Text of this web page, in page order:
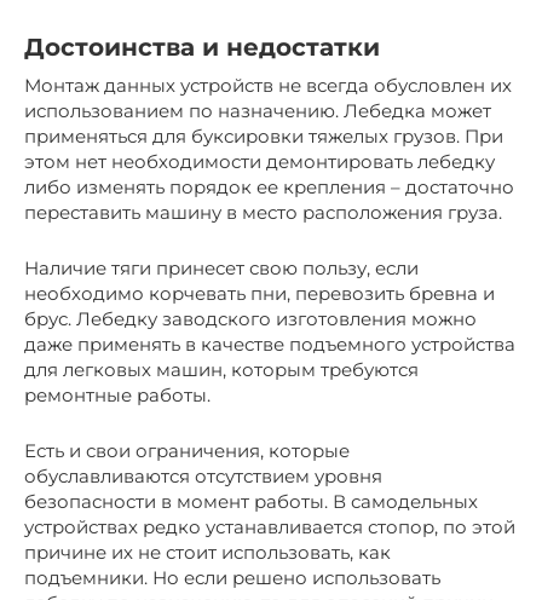
Достоинства и недостатки
Монтаж данных устройств не всегда обусловлен их
использованием по назначению. Лебедка может
применяться для буксировки тяжелых грузов. При
этом нет необходимости демонтировать лебедку
либо изменять порядок ее крепления – достаточно
переставить машину в место расположения груза.
Наличие тяги принесет свою пользу, если
необходимо корчевать пни, перевозить бревна и
брус. Лебедку заводского изготовления можно
даже применять в качестве подъемного устройства
для легковых машин, которым требуются
ремонтные работы.
Есть и свои ограничения, которые
обуславливаются отсутствием уровня
безопасности в момент работы. В самодельных
устройствах редко устанавливается стопор, по этой
причине их не стоит использовать, как
подъемники. Но если решено использовать